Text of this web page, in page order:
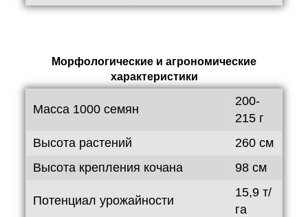
Морфологические и агрономические
характеристики
Масса 1000 семян
200-
215 г
Высота растений
260 см
Высота крепления кочана
98 см
Потенциал урожайности
15,9 т/
га